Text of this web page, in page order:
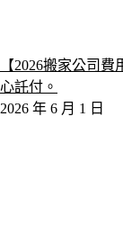
【2026搬家公司
心託付。
2026 年 6 月 1 日